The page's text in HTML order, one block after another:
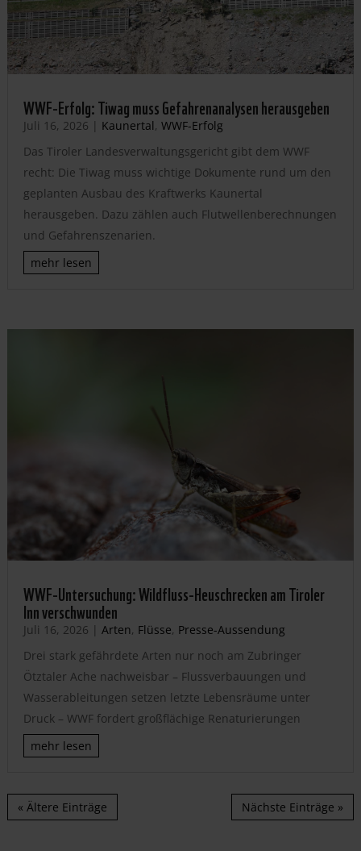
WWF-Erfolg: Tiwag muss Gefahrenanalysen herausgeben
Juli 16, 2026 | Kaunertal, WWF-Erfolg
Das Tiroler Landesverwaltungsgericht gibt dem WWF
recht: Die Tiwag muss wichtige Dokumente rund um den
geplanten Ausbau des Kraftwerks Kaunertal
herausgeben. Dazu zählen auch Flutwellenberechnungen
und Gefahrenszenarien.
mehr lesen
WWF-Untersuchung: Wildfluss-Heuschrecken am Tiroler
Inn verschwunden
Juli 16, 2026 | Arten, Flüsse, Presse-Aussendung
Drei stark gefährdete Arten nur noch am Zubringer
Ötztaler Ache nachweisbar – Flussverbauungen und
Wasserableitungen setzen letzte Lebensräume unter
Druck – WWF fordert großflächige Renaturierungen
mehr lesen
« Ältere Einträge Nächste Einträge »